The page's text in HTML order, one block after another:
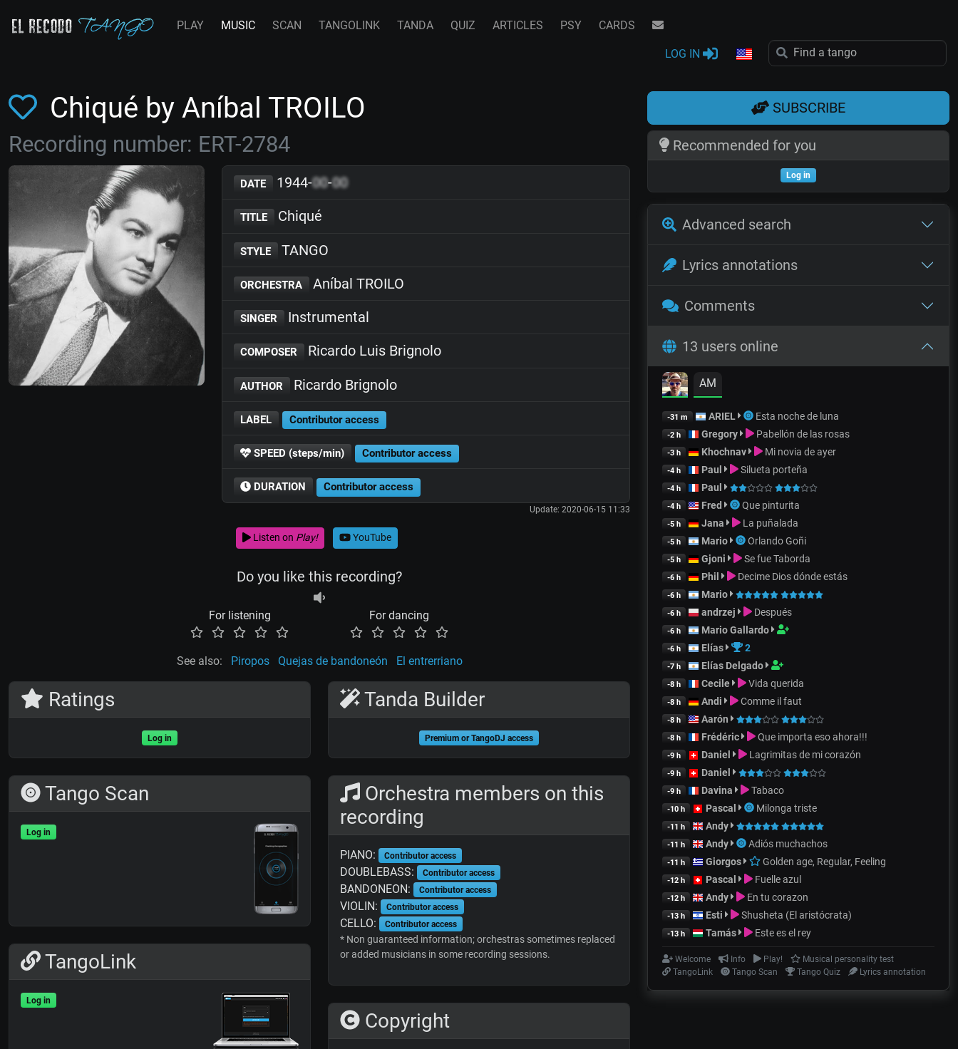
PLAY MUSIC SCAN TANGOLINK TANDA QUIZ ARTICLES PSY CARDS
LOG IN
Chiqué by Aníbal TROILO
Recording number: ERT-2784
DATE 1944-00-00
TITLE Chiqué
STYLE TANGO
ORCHESTRA Aníbal TROILO
SINGER Instrumental
COMPOSER Ricardo Luis Brignolo
AUTHOR Ricardo Brignolo
LABEL Contributor access
SPEED (steps/min) Contributor access
DURATION Contributor access
Update: 2020-06-15 11:33
Listen on Play! YouTube
Do you like this recording?
For listening For dancing
See also: Piropos Quejas de bandoneón El entrerriano
Ratings
Log in
Tango Scan
Log in
TangoLink
Log in
Tanda Builder
Premium or TangoDJ access
Orchestra members on this
recording
PIANO: Contributor access
DOUBLEBASS: Contributor access
BANDONEON: Contributor access
VIOLIN: Contributor access
CELLO: Contributor access
* Non guaranteed information; orchestras sometimes replaced
or added musicians in some recording sessions.
Copyright
SUBSCRIBE
Recommended for you
Log in
Advanced search
Lyrics annotations
Comments
13 users online
AM
-31 m ARIEL Esta noche de luna
-2 h Gregory Pabellón de las rosas
-3 h Khochnav Mi novia de ayer
-4 h Paul Silueta porteña
-4 h Paul
-4 h Fred Que pinturita
-5 h Jana La puñalada
-5 h Mario Orlando Goñi
-5 h Gjoni Se fue Taborda
-6 h Phil Decime Dios dónde estás
-6 h Mario
-6 h andrzej Después
-6 h Mario Gallardo
-6 h Elías 2
-7 h Elías Delgado
-8 h Cecile Vida querida
-8 h Andi Comme il faut
-8 h Aarón
-8 h Frédéric Que importa eso ahora!!!
-9 h Daniel Lagrimitas de mi corazón
-9 h Daniel
-9 h Davina Tabaco
-10 h Pascal Milonga triste
-11 h Andy
-11 h Andy Adiós muchachos
-11 h Giorgos Golden age, Regular, Feeling
-12 h Pascal Fuelle azul
-12 h Andy En tu corazon
-13 h Esti Shusheta (El aristócrata)
-13 h Tamás Este es el rey
Welcome Info Play!
Musical personality test
TangoLink
Tango Scan Tango Quiz Lyrics annotation